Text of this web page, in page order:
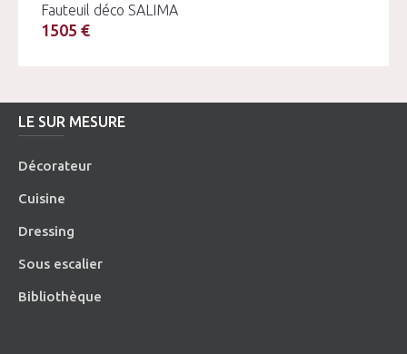
Fauteuil déco SALIMA
1505 €
LE SUR MESURE
Décorateur
Cuisine
Dressing
Sous escalier
Bibliothèque